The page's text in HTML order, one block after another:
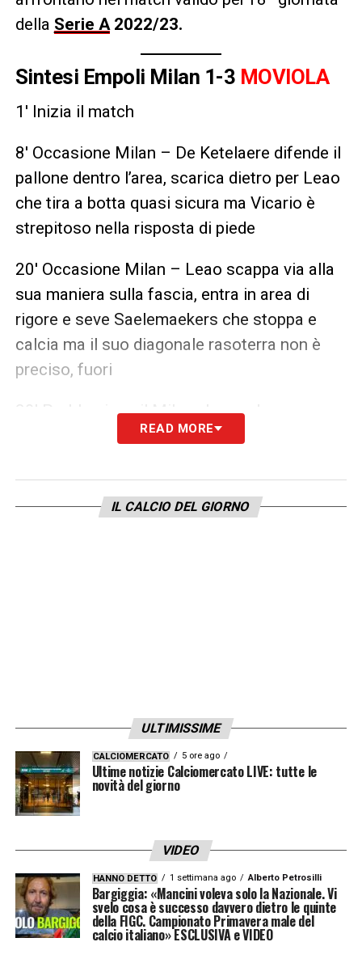
della Serie A2022/23.
Sintesi Empoli Milan 1-3 MOVIOLA
1′ Inizia il match
8′ Occasione Milan – De Ketelaere difende il
pallone dentro l’area, scarica dietro per Leao
che tira a botta quasi sicura ma Vicario è
strepitoso nella risposta di piede
20′ Occasione Milan – Leao scappa via alla
sua maniera sulla fascia, entra in area di
rigore e seve Saelemaekers che stoppa e
calcia ma il suo diagonale rasoterra non è
preciso, fuori
30′ Problemi per il Milan che perde per
infortunio prima Salemaekers, al suo posto
suo posto Kalulu
difesa del Milan
55′ Traversa Milan – ci prova direttamente
su calcio di punizione dal limite dell’area
Giroud che colpisce la parte alta della
64′ Occasione Milan – calcio di punizione di
Tonali deviato dalla difesa che quasi
sorprende Vicario che con un guizzo evita il
READ MORE
IL CALCIO DEL GIORNO
ULTIMISSIME
CALCIOMERCATO 5 ore ago
Ultime notizie Calciomercato LIVE: tutte le
novità del giorno
VIDEO
HANNO DETTO 1 settimana ago Alberto Petrosilli
Bargiggia: «Mancini voleva solo la Nazionale. Vi
svelo cosa è successo davvero dietro le quinte
della FIGC. Campionato Primavera male del
calcio italiano» ESCLUSIVA e VIDEO